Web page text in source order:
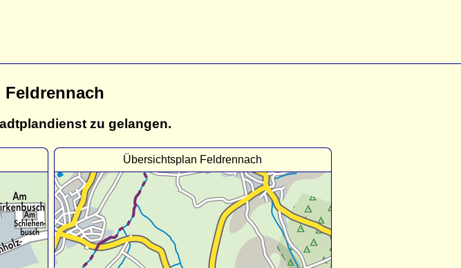
zu gelangen.
Übersichtsplan Feldrennach